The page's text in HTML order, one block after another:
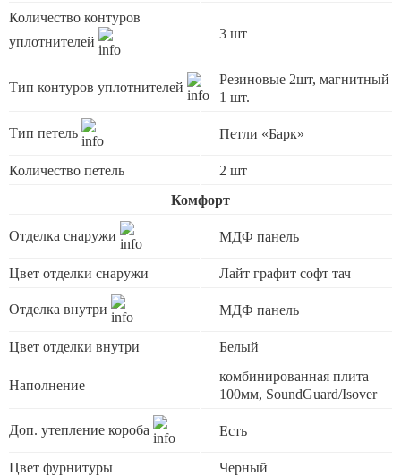
Количество контуров
уплотнителей
3 шт
Тип контуров уплотнителей
Резиновые 2шт, магнитный
1 шт.
Тип петель Петли «Барк»
Количество петель
2 шт
Комфорт
Отделка снаружи МДФ панель
Цвет отделки снаружи Лайт графит софт тач
Отделка внутри МДФ панель
Цвет отделки внутри Белый
Наполнение
комбинированная плита
100мм, SoundGuard/Isover
Доп. утепление короба Есть
Цвет фурнитуры
Черный